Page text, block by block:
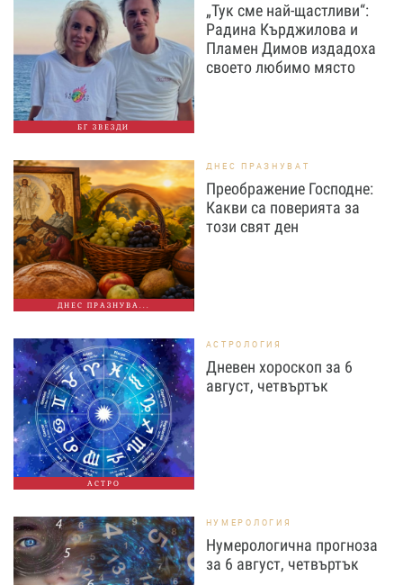
БГ ЗВЕЗДИ
„Тук сме най-щастливи“:
Радина Кърджилова и
Пламен Димов издадоха
своето любимо място
ДНЕС ПРАЗНУВА...
ДНЕС ПРАЗНУВАТ
Преображение Господне:
Какви са поверията за
този свят ден
АСТРО
АСТРОЛОГИЯ
Дневен хороскоп за 6
август, четвъртък
НУМЕРОЛОГИЯ
Нумерологична прогноза
за 6 август, четвъртък